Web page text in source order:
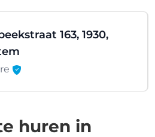
163, 1930,
huren in